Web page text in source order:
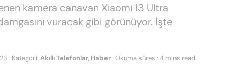
kamera canavarı Xiaomi 13 Ultra
vuracak gibi görünüyor. İşte
Kategori: Akıllı Telefonlar, Haber Okuma süresi: 4 mins read